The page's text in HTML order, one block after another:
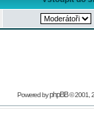
Powered byphpBB© 2001,